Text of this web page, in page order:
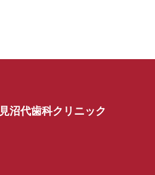
見沼代歯科クリニック